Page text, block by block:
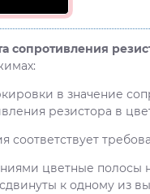
сопротивления
в значение
резистора в
соответствует
цветные полосы
к одному из